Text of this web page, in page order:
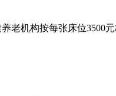
老机构按每张床位